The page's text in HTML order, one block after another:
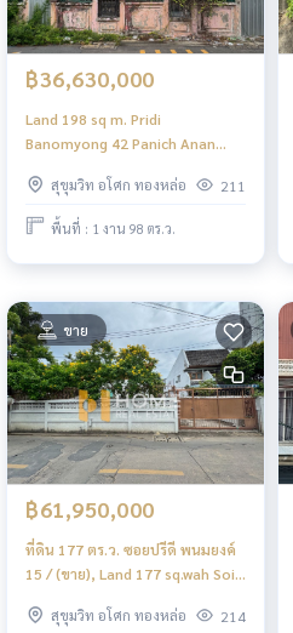
฿36,630,000
Land 198 sq m. Pridi
Banomyong 42 Panich Anan
Pridi Banomyong 42 Panich
Anan Yeak 4 / (FOR SALE) NS027
สุขุมวิท อโศก ทองหล่อ 211
พื้นที่ : 1 งาน 98 ตร.ว.
ขาย
฿61,950,000
ที่ดิน 177 ตร.ว. ซอยปรีดี พนมยงค์
15 / (ขาย), Land 177 sq.wah Soi
SALE) NS028
สุขุมวิท อโศก ทองหล่อ 214